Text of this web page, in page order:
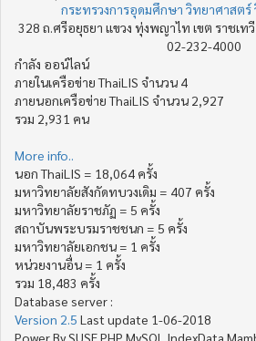
กระทรวงการอุดมศึกษา วิทยาศาสตร์
328 ถ.ศรีอยุธยา แขวง ทุ่งพญาไท เขต ราชเท
02-232-4000
กำลัง ออน์ไลน์
ภายในเครือข่าย ThaiLIS จำนวน 4
ภายนอกเครือข่าย ThaiLIS จำนวน 2,927
รวม 2,931 คน
More info..
นอก ThaiLIS = 18,064 ครั้ง
มหาวิทยาลัยสังกัดทบวงเดิม = 407 ครั้ง
มหาวิทยาลัยราชภัฏ = 5 ครั้ง
สถาบันพระบรมราชชนก = 5 ครั้ง
มหาวิทยาลัยเอกชน = 1 ครั้ง
หน่วยงานอื่น = 1 ครั้ง
รวม 18,483 ครั้ง
Database server :
Version 2.5 Last update 1-06-2018
Power By SUSE PHP MySQL IndexData